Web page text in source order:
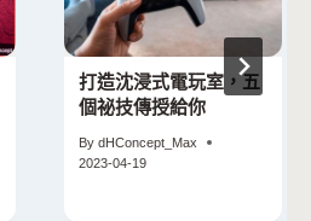
打造沈浸式電玩室，五
個祕技傳授給你
By dHConcept_Max
2023-04-19